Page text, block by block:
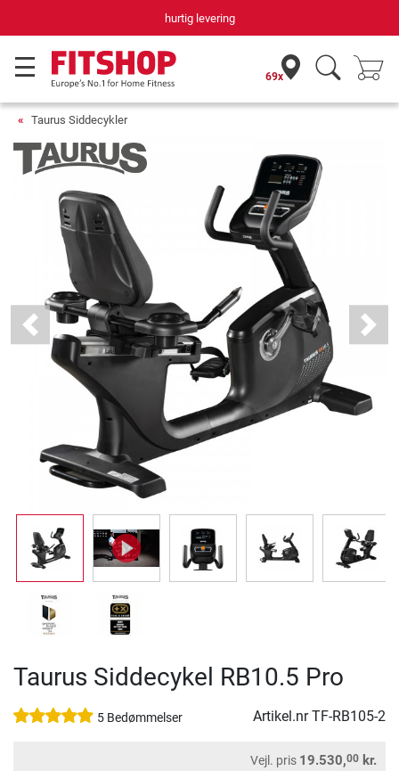
Din hjemmefitnessekspert gennem 42 år
69x
Taurus Siddecykler
Previous Next
Taurus Siddecykel RB10.5 Pro
5 Bedømmelser Artikel.nrTF-RB105-2
Vejl. pris 19.530,00 kr.